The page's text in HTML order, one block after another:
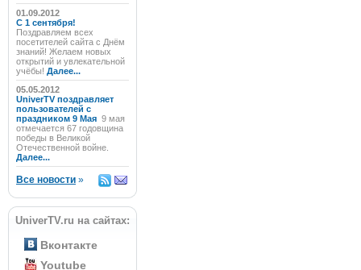
01.09.2012
C 1 сентября!
Поздравляем всех
посетителей сайта с Днём
знаний! Желаем новых
открытий и увлекательной
учёбы! Далее...
05.05.2012
UniverTV поздравляет
пользователей с
праздником 9 Мая 9 мая
отмечается 67 годовщина
победы в Великой
Отечественной войне.
Далее...
Все новости »
UniverTV.ru на сайтах:
Вконтакте
Youtube